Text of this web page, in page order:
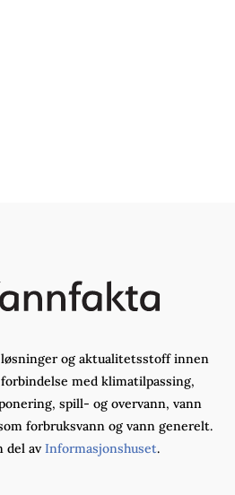
og aktualitetsstoff innen
med klimatilpassing,
spill- og overvann, vann
forbruksvann og vann generelt.
del av Informasjonshuset.